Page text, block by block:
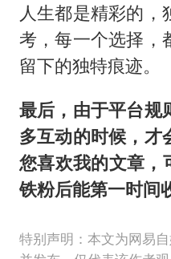
人生都是精彩的，
考，每一个选择，
留下的独特痕迹。
最后，由于平台规
多互动的时候，才
您喜欢我的文章，
铁粉后能第一时间
特别声明：本文为网易